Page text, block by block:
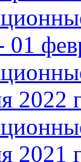
01
2022
2021